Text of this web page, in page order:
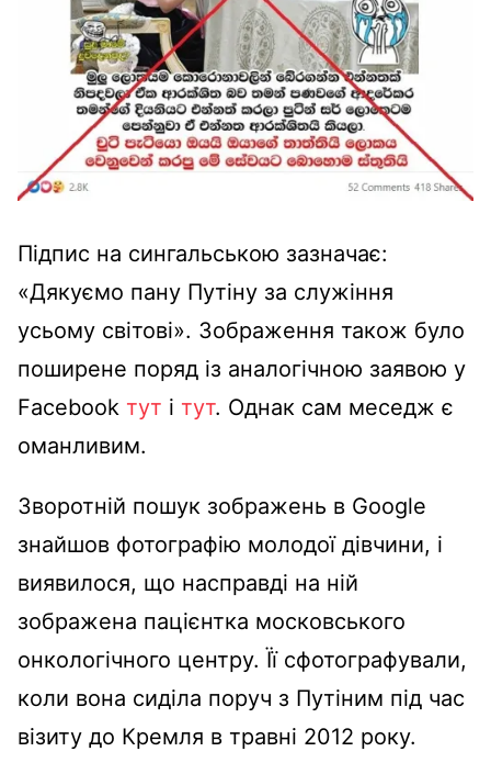
Підпис на сингальською зазначає:
«Дякуємо пану Путіну за служіння
усьому світові». Зображення також було
поширене поряд із аналогічною заявою у
Facebook тут і тут. Однак сам меседж є
оманливим.
Зворотній пошук зображень в Google
знайшов фотографію молодої дівчини, і
виявилося, що насправді на ній
зображена пацієнтка московського
онкологічного центру. Її сфотографували,
коли вона сиділа поруч з Путіним під час
візиту до Кремля в травні 2012 року.